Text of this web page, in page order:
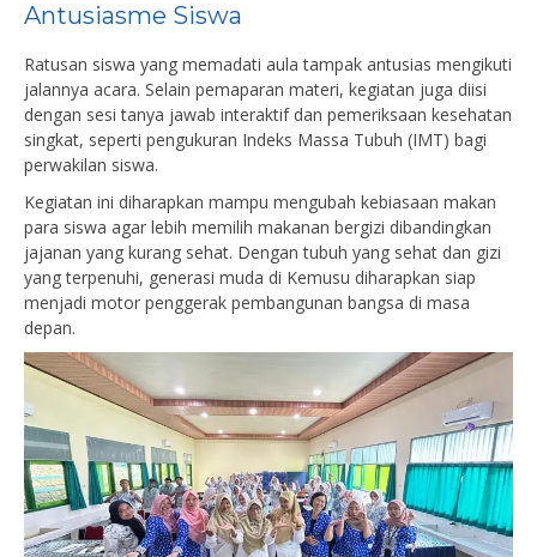
Antusiasme Siswa
Ratusan siswa yang memadati aula tampak antusias mengikuti
jalannya acara. Selain pemaparan materi, kegiatan juga diisi
dengan sesi tanya jawab interaktif dan pemeriksaan kesehatan
singkat, seperti pengukuran Indeks Massa Tubuh (IMT) bagi
perwakilan siswa.
Kegiatan ini diharapkan mampu mengubah kebiasaan makan
para siswa agar lebih memilih makanan bergizi dibandingkan
jajanan yang kurang sehat. Dengan tubuh yang sehat dan gizi
yang terpenuhi, generasi muda di Kemusu diharapkan siap
menjadi motor penggerak pembangunan bangsa di masa
depan.